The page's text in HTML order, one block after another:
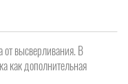
высверливания. В
как дополнительная